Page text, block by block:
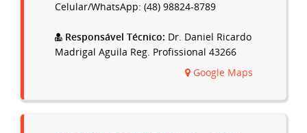
Celular/WhatsApp: (48) 98824-8789
Responsável Técnico: Dr. Daniel Ricardo
Madrigal Aguila Reg. Profissional 43266
Google Maps